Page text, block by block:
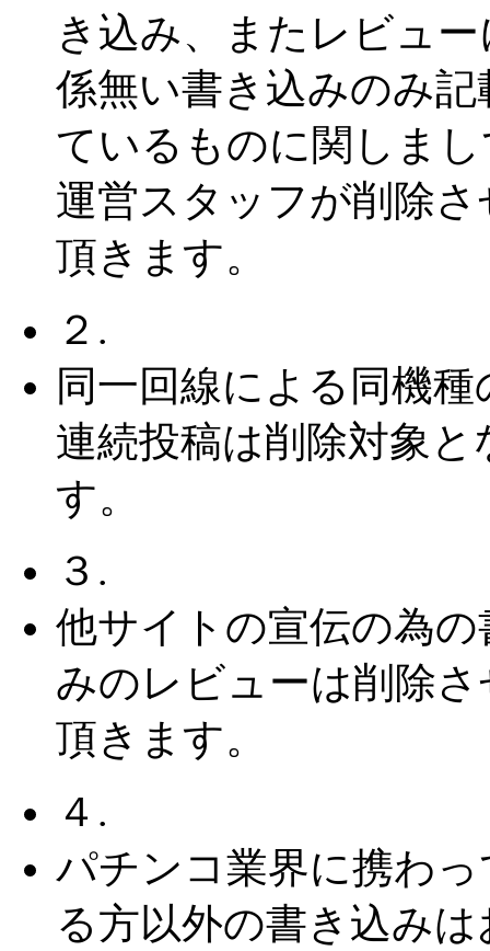
き込み、またレビュー
係無い書き込みのみ記
ているものに関しま
運営スタッフが削除さ
頂きます。
２.
同一回線による同機種
連続投稿は削除対象と
す。
３.
他サイトの宣伝の為の
みのレビューは削除さ
頂きます。
４.
パチンコ業界に携わっ
る方以外の書き込みは